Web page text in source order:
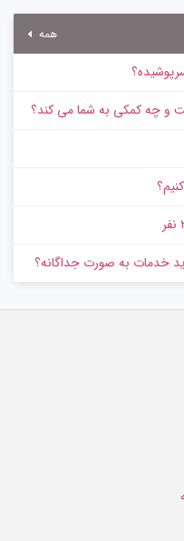
همه
و چه کمکی به شما می کند؟
خدمات به‌ صورت جداگانه؟